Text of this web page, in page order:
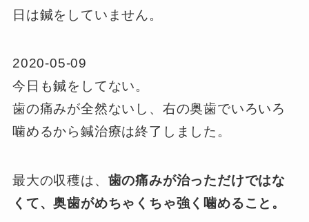
日は鍼をしていません。
2020-05-09
今日も鍼をしてない。
歯の痛みが全然ないし、右の奥歯でいろいろ
噛めるから鍼治療は終了しました。
最大の収穫は、 歯の痛みが治っただけではな
くて、奥歯がめちゃくちゃ強く噛めること。